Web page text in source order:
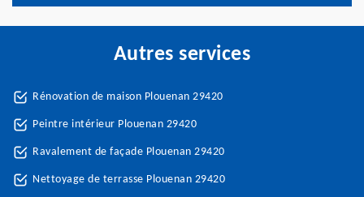
Autres services
Rénovation de maison Plouenan 29420
Peintre intérieur Plouenan 29420
Ravalement de façade Plouenan 29420
Nettoyage de terrasse Plouenan 29420